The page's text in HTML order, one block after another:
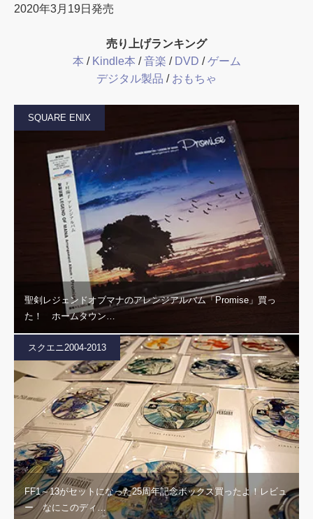
2020年3月19日発売
売り上げランキング
本 / Kindle本 /音楽 / DVD /ゲーム
デジタル製品 / おもちゃ
SQUARE ENIX
聖剣レジェンドオブマナのアレンジアルバム「Promise」買っ
た！ ホームタウン…
スクエニ2004-2013
FF1～13がセットになった25周年記念ボックス買ったよ！レビュ
ー なにこのディ…